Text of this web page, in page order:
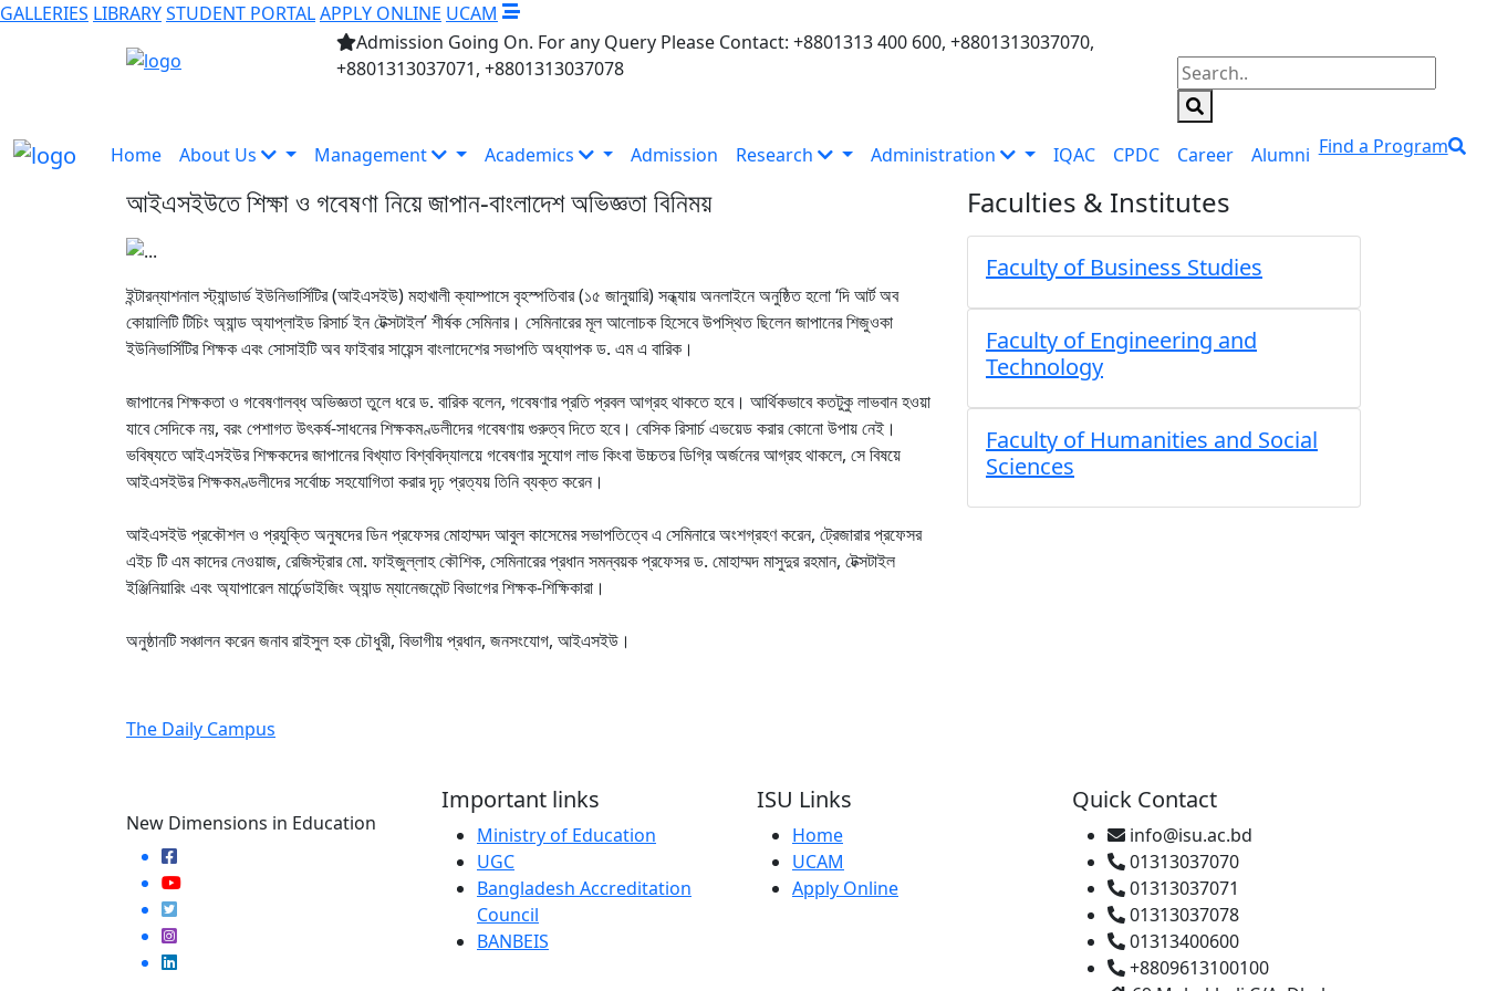
GALLERIES LIBRARYSTUDENT PORTALAPPLY ONLINE UCAM
Admission Going On. For any Query Please Contact: +8801313 400 600, +8801313037070,
+8801313037071, +8801313037078
Home About Us Management Academics Admission Research Administration IQAC CPDC Career Alumni Find a Program
আইএসইউতে শিক্ষা ও গবেষণা নিয়ে জাপান-বাংলাদেশ অভিজ্ঞতা বিনিময়
ইন্টারন্যাশনাল স্ট্যান্ডার্ড ইউনিভার্সিটির (আইএসইউ) মহাখালী ক্যাম্পাসে বৃহস্পতিবার (১৫ জানুয়ারি) সন্ধ্যায় অনলাইনে অনুষ্ঠিত হলো ‘দি আর্ট অব
কোয়ালিটি টিচিং অ্যান্ড অ্যাপ্লাইড রিসার্চ ইন টেক্সটাইল’ শীর্ষক সেমিনার। সেমিনারের মূল আলোচক হিসেবে উপস্থিত ছিলেন জাপানের শিজুওকা
ইউনিভার্সিটির শিক্ষক এবং সোসাইটি অব ফাইবার সায়েন্স বাংলাদেশের সভাপতি অধ্যাপক ড. এম এ বারিক।
জাপানের শিক্ষকতা ও গবেষণালব্ধ অভিজ্ঞতা তুলে ধরে ড. বারিক বলেন, গবেষণার প্রতি প্রবল আগ্রহ থাকতে হবে। আর্থিকভাবে কতটুকু লাভবান হওয়া
যাবে সেদিকে নয়, বরং পেশাগত উৎকর্ষ-সাধনের শিক্ষকমণ্ডলীদের গবেষণায় গুরুত্ব দিতে হবে। বেসিক রিসার্চ এভয়েড করার কোনো উপায় নেই।
ভবিষ্যতে আইএসইউর শিক্ষকদের জাপানের বিখ্যাত বিশ্ববিদ্যালয়ে গবেষণার সুযোগ লাভ কিংবা উচ্চতর ডিগ্রি অর্জনের আগ্রহ থাকলে, সে বিষয়ে
আইএসইউর শিক্ষকমণ্ডলীদের সর্বোচ্চ সহযোগিতা করার দৃঢ় প্রত্যয় তিনি ব্যক্ত করেন।
আইএসইউ প্রকৌশল ও প্রযুক্তি অনুষদের ডিন প্রফেসর মোহাম্মদ আবুল কাসেমের সভাপতিত্বে এ সেমিনারে অংশগ্রহণ করেন, ট্রেজারার প্রফেসর
এইচ টি এম কাদের নেওয়াজ, রেজিস্ট্রার মো. ফাইজুল্লাহ কৌশিক, সেমিনারের প্রধান সমন্বয়ক প্রফেসর ড. মোহাম্মদ মাসুদুর রহমান, টেক্সটাইল
ইঞ্জিনিয়ারিং এবং অ্যাপারেল মার্চেন্ডাইজিং অ্যান্ড ম্যানেজমেন্ট বিভাগের শিক্ষক-শিক্ষিকারা।
অনুষ্ঠানটি সঞ্চালন করেন জনাব রাইসুল হক চৌধুরী, বিভাগীয় প্রধান, জনসংযোগ, আইএসইউ।
The Daily Campus
Faculties & Institutes
Faculty of Business Studies
Faculty of Engineering and
Technology
Faculty of Humanities and Social
Sciences
New Dimensions in Education
Important links
Ministry of Education
UGC
Bangladesh Accreditation
Council
BANBEIS
ISU Links
Home
UCAM
Apply Online
Quick Contact
info@isu.ac.bd
01313037070
01313037071
01313037078
01313400600
+8809613100100